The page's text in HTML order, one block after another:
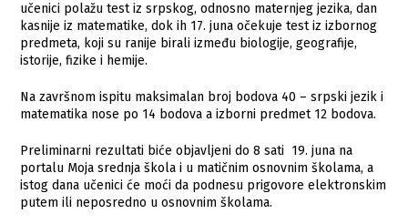
učenici polažu test iz srpskog, odnosno maternjeg jezika, dan
kasnije iz matematike, dok ih 17. juna očekuje test iz izbornog
predmeta, koji su ranije birali između biologije, geografije,
istorije, fizike i hemije.
Na završnom ispitu maksimalan broj bodova 40 – srpski jezik i
matematika nose po 14 bodova a izborni predmet 12 bodova.
Preliminarni rezultati biće objavljeni do 8 sati 19. juna na
portalu Moja srednja škola i u matičnim osnovnim školama, a
istog dana učenici će moći da podnesu prigovore elektronskim
putem ili neposredno u osnovnim školama.